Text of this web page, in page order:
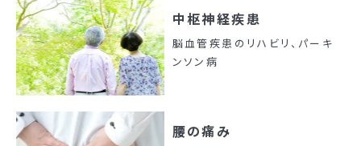
中枢神経疾患
脳血管疾患のリハビリ、パーキ
ンソン病
腰の痛み